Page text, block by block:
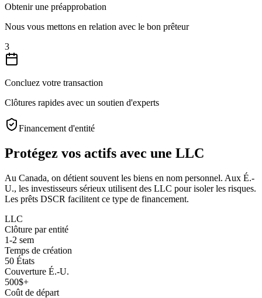
Obtenir une préapprobation
Nous vous mettons en relation avec le bon prêteur
3
Concluez votre transaction
Clôtures rapides avec un soutien d'experts
Financement d'entité
Protégez vos actifs avec une LLC
Au Canada, on détient souvent les biens en nom personnel. Aux É.-
U., les investisseurs sérieux utilisent des LLC pour isoler les risques.
Les prêts DSCR facilitent ce type de financement.
LLC
Clôture par entité
1-2 sem
Temps de création
50 États
Couverture É.-U.
500$+
Coût de départ